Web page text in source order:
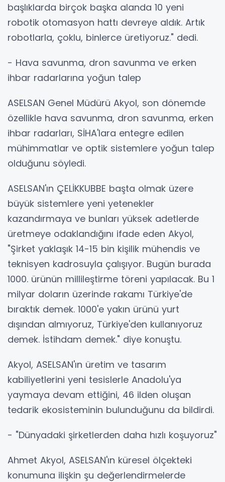
başlıklarda birçok başka alanda 10 yeni
robotik otomasyon hattı devreye aldık. Artık
robotlarla, çoklu, binlerce üretiyoruz." dedi.
- Hava savunma, dron savunma ve erken
ihbar radarlarına yoğun talep
ASELSAN Genel Müdürü Akyol, son dönemde
özellikle hava savunma, dron savunma, erken
ihbar radarları, SİHA'lara entegre edilen
mühimmatlar ve optik sistemlere yoğun talep
olduğunu söyledi.
ASELSAN'ın ÇELİKKUBBE başta olmak üzere
büyük sistemlere yeni yetenekler
kazandırmaya ve bunları yüksek adetlerde
üretmeye odaklandığını ifade eden Akyol,
"Şirket yaklaşık 14-15 bin kişilik mühendis ve
teknisyen kadrosuyla çalışıyor. Bugün burada
1000. ürünün millileştirme töreni yapılacak. Bu 1
milyar doların üzerinde rakamı Türkiye'de
bıraktık demek. 1000'e yakın ürünü yurt
dışından almıyoruz, Türkiye'den kullanıyoruz
demek. İstihdam demek." diye konuştu.
Akyol, ASELSAN'ın üretim ve tasarım
kabiliyetlerini yeni tesislerle Anadolu'ya
yaymaya devam ettiğini, 46 ilden oluşan
tedarik ekosisteminin bulunduğunu da bildirdi.
- "Dünyadaki şirketlerden daha hızlı koşuyoruz"
Ahmet Akyol, ASELSAN'ın küresel ölçekteki
konumuna ilişkin şu değerlendirmelerde